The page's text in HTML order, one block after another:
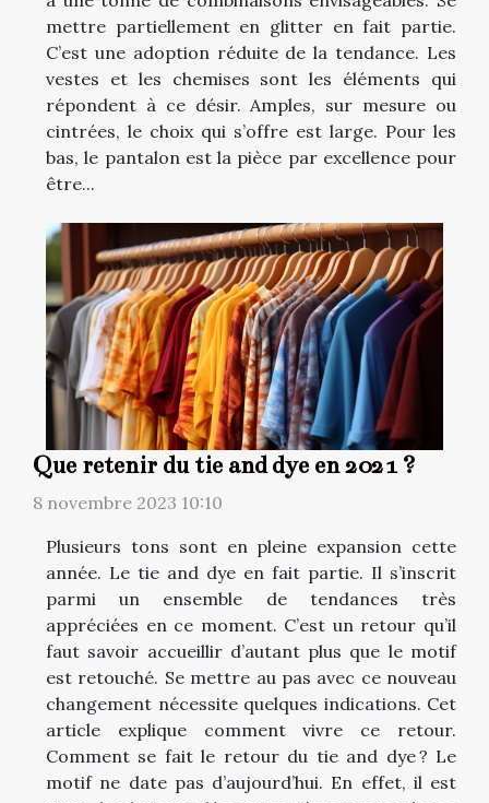
mettre partiellement en glitter en fait partie.
C’est une adoption réduite de la tendance. Les
vestes et les chemises sont les éléments qui
répondent à ce désir. Amples, sur mesure ou
cintrées, le choix qui s’offre est large. Pour les
bas, le pantalon est la pièce par excellence pour
être...
Que retenir du tie and dye en 2021 ?
8 novembre 2023 10:10
Plusieurs tons sont en pleine expansion cette
année. Le tie and dye en fait partie. Il s’inscrit
parmi un ensemble de tendances très
appréciées en ce moment. C’est un retour qu’il
faut savoir accueillir d’autant plus que le motif
est retouché. Se mettre au pas avec ce nouveau
changement nécessite quelques indications. Cet
article explique comment vivre ce retour.
Comment se fait le retour du tie and dye ? Le
motif ne date pas d’aujourd’hui. En effet, il est